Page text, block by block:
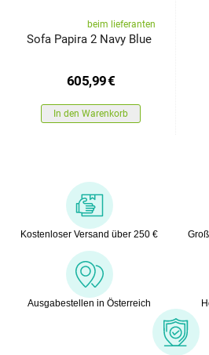
beim lieferanten
Sofa Papira 2 Navy Blue
605,99€
In den Warenkorb
Kostenloser Versand über 250 €
Ausgabestellen in Österreich